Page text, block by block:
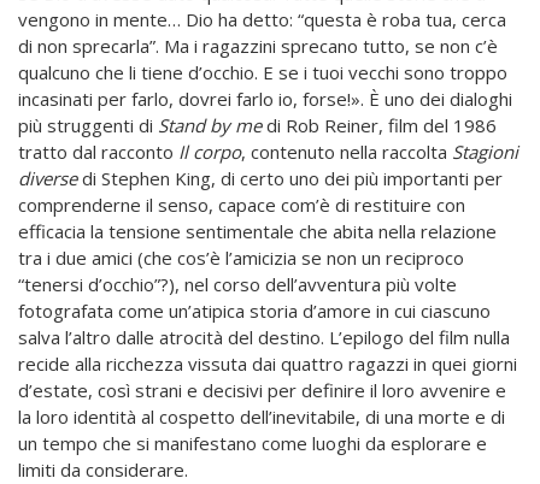
vengono in mente… Dio ha detto: “questa è roba tua, cerca
di non sprecarla”. Ma i ragazzini sprecano tutto, se non c’è
qualcuno che li tiene d’occhio. E se i tuoi vecchi sono troppo
incasinati per farlo, dovrei farlo io, forse!». È uno dei dialoghi
più struggenti di Stand by medi Rob Reiner, film del 1986
tratto dal racconto Il corpo, contenuto nella raccolta Stagioni
diversedi Stephen King, di certo uno dei più importanti per
comprenderne il senso, capace com’è di restituire con
efficacia la tensione sentimentale che abita nella relazione
tra i due amici (che cos’è l’amicizia se non un reciproco
“tenersi d’occhio”?), nel corso dell’avventura più volte
fotografata come un’atipica storia d’amore in cui ciascuno
salva l’altro dalle atrocità del destino. L’epilogo del film nulla
recide alla ricchezza vissuta dai quattro ragazzi in quei giorni
d’estate, così strani e decisivi per definire il loro avvenire e
la loro identità al cospetto dell’inevitabile, di una morte e di
un tempo che si manifestano come luoghi da esplorare e
limiti da considerare.